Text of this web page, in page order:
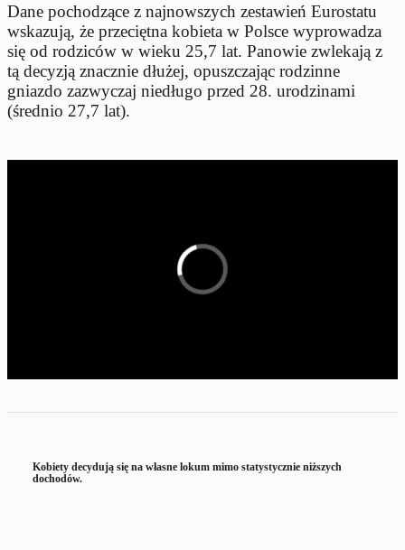
Dane pochodzące z najnowszych zestawień Eurostatu
wskazują, że przeciętna kobieta w Polsce wyprowadza
się od rodziców w wieku 25,7 lat. Panowie zwlekają z
tą decyzją znacznie dłużej, opuszczając rodzinne
gniazdo zazwyczaj niedługo przed 28. urodzinami
(średnio 27,7 lat).
Kobiety decydują się na własne lokum mimo statystycznie niższych
dochodów.